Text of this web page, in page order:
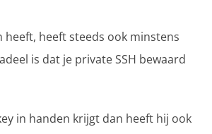
heeft, heeft steeds ook minstens
is dat je private SSH bewaard
in handen krijgt dan heeft hij ook